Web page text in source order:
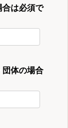
は必須で
体の場合